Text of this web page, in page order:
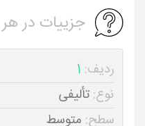
جزییات در
ردیف: 1
نوع: تألیفی
سطح: متوسط